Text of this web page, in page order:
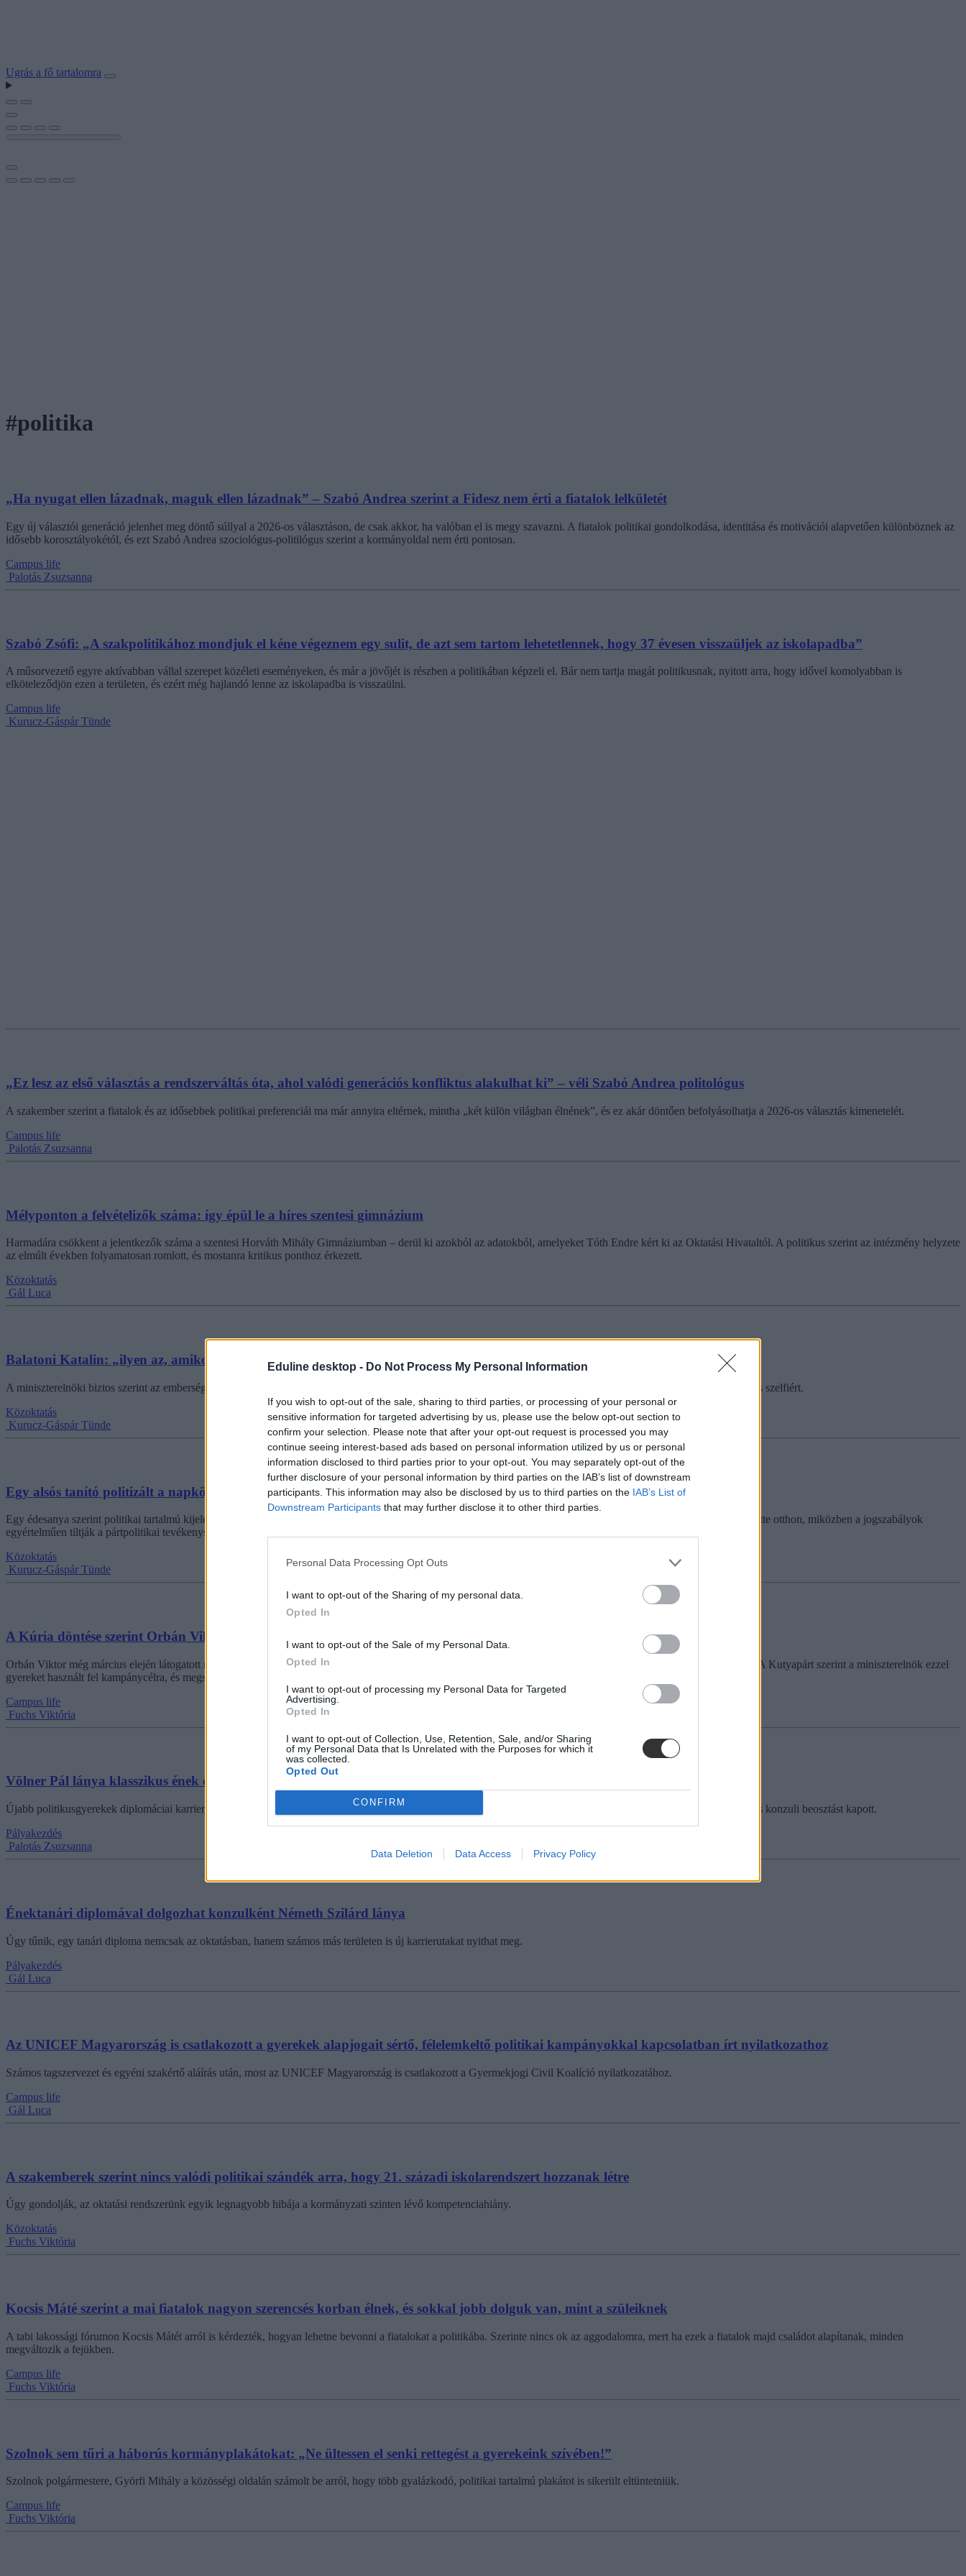
Eduline desktop - Do Not Process My Personal Information
If you wish to opt-out of the sale, sharing to third parties, or processing of your personal or
sensitive information for targeted advertising by us, please use the below opt-out section to
confirm your selection. Please note that after your opt-out request is processed you may
continue seeing interest-based ads based on personal information utilized by us or personal
information disclosed to third parties prior to your opt-out. You may separately opt-out of the
further disclosure of your personal information by third parties on the IAB’s list of downstream
participants. This information may also be disclosed by us to third parties on the IAB’s List of
Downstream Participants that may further disclose it to other third parties.
Personal Data Processing Opt Outs
I want to opt-out of the Sharing of my personal data.
Opted In
I want to opt-out of the Sale of my Personal Data.
Opted In
I want to opt-out of processing my Personal Data for Targeted
Advertising.
Opted In
I want to opt-out of Collection, Use, Retention, Sale, and/or Sharing
of my Personal Data that Is Unrelated with the Purposes for which it
was collected.
Opted Out
CONFIRM
Data Deletion Data Access Privacy Policy
Ugrás a fő tartalomra
#politika
„Ha nyugat ellen lázadnak, maguk ellen lázadnak” – Szabó Andrea szerint a Fidesz nem érti a fiatalok lelkületét
Egy új választói generáció jelenhet meg döntő súllyal a 2026-os választáson, de csak akkor, ha valóban el is megy szavazni. A fiatalok politikai gondolkodása, identitása és motivációi alapvetően különböznek az
idősebb korosztályokétól, és ezt Szabó Andrea szociológus-politilógus szerint a kormányoldal nem érti pontosan.
Campus life
Palotás Zsuzsanna
Szabó Zsófi: „A szakpolitikához mondjuk el kéne végeznem egy sulit, de azt sem tartom lehetetlennek, hogy 37 évesen visszaüljek az iskolapadba”
A műsorvezető egyre aktívabban vállal szerepet közéleti eseményeken, és már a jövőjét is részben a politikában képzeli el. Bár nem tartja magát politikusnak, nyitott arra, hogy idővel komolyabban is
elköteleződjön ezen a területen, és ezért még hajlandó lenne az iskolapadba is visszaülni.
Campus life
Kurucz-Gáspár Tünde
„Ez lesz az első választás a rendszerváltás óta, ahol valódi generációs konfliktus alakulhat ki” – véli Szabó Andrea politológus
A szakember szerint a fiatalok és az idősebbek politikai preferenciái ma már annyira eltérnek, mintha „két külön világban élnének”, és ez akár döntően befolyásolhatja a 2026-os választás kimenetelét.
Campus life
Palotás Zsuzsanna
Mélyponton a felvételizők száma: így épül le a híres szentesi gimnázium
Harmadára csökkent a jelentkezők száma a szentesi Horváth Mihály Gimnáziumban – derül ki azokból az adatokból, amelyeket Tóth Endre kért ki az Oktatási Hivataltól. A politikus szerint az intézmény helyzete
az elmúlt években folyamatosan romlott, és mostanra kritikus ponthoz érkezett.
Közoktatás
Gál Luca
Balatoni Katalin: „ilyen az, amikor egy pedagógus súlyosan visszaél a gyermekek bizalmával”
A miniszterelnöki biztos szerint az emberséget kell erősíteni az oktatásban, és méltatlan egy pedagógushoz, ha például történelemből ötös jár egy Magyar Péterrel közös szelfiért.
Közoktatás
Kurucz-Gáspár Tünde
Egy alsós tanító politizált a napköziben egy iskolában Győr-Moson-Sopron vármegyében
Egy édesanya szerint politikai tartalmú kijelentéseket tett egy alsós tanító a napköziben egy Győr-Moson-Sopron vármegyei iskolában. A történteket több diák is említette otthon, miközben a jogszabályok
egyértelműen tiltják a pártpolitikai tevékenységet az oktatási intézményekben.
Közoktatás
Kurucz-Gáspár Tünde
A Kúria döntése szerint Orbán Viktor nem használt tiltott módon gyerekeket a kampányvideójában
Orbán Viktor még március elején látogatott meg egy Győr-Moson-Sopron megyei családot, a gyerekeknek pedig Karmelita feliratú díszdobozos csokit vitt ajándékba. A Kutyapárt szerint a miniszterelnök ezzel
gyereket használt fel kampánycélra, és megsértette a választási eljárásról szóló törvény alapelveit. A Kúria szerint viszont nem ez történt.
Campus life
Fuchs Viktória
Völner Pál lánya klasszikus ének diplomával dolgozik konzulként a bécsi nagykövetségen
Újabb politikusgyerekek diplomáciai karrierjéről írt a közösségi oldalán Hadházy Ákos. A korrupciós ügybe keveredett volt igazságügyi államtitkár, Völner Pál lánya is konzuli beosztást kapott.
Pályakezdés
Palotás Zsuzsanna
Énektanári diplomával dolgozhat konzulként Németh Szilárd lánya
Úgy tűnik, egy tanári diploma nemcsak az oktatásban, hanem számos más területen is új karrierutakat nyithat meg.
Pályakezdés
Gál Luca
Az UNICEF Magyarország is csatlakozott a gyerekek alapjogait sértő, félelemkeltő politikai kampányokkal kapcsolatban írt nyilatkozathoz
Számos tagszervezet és egyéni szakértő aláírás után, most az UNICEF Magyarország is csatlakozott a Gyermekjogi Civil Koalíció nyilatkozatához.
Campus life
Gál Luca
A szakemberek szerint nincs valódi politikai szándék arra, hogy 21. századi iskolarendszert hozzanak létre
Úgy gondolják, az oktatási rendszerünk egyik legnagyobb hibája a kormányzati szinten lévő kompetenciahiány.
Közoktatás
Fuchs Viktória
Kocsis Máté szerint a mai fiatalok nagyon szerencsés korban élnek, és sokkal jobb dolguk van, mint a szüleiknek
A tabi lakossági fórumon Kocsis Mátét arról is kérdezték, hogyan lehetne bevonni a fiatalokat a politikába. Szerinte nincs ok az aggodalomra, mert ha ezek a fiatalok majd családot alapítanak, minden
megváltozik a fejükben.
Campus life
Fuchs Viktória
Szolnok sem tűri a háborús kormányplakátokat: „Ne ültessen el senki rettegést a gyerekeink szívében!”
Szolnok polgármestere, Györfi Mihály a közösségi oldalán számolt be arról, hogy több gyalázkodó, politikai tartalmú plakátot is sikerült eltüntetniük.
Campus life
Fuchs Viktória